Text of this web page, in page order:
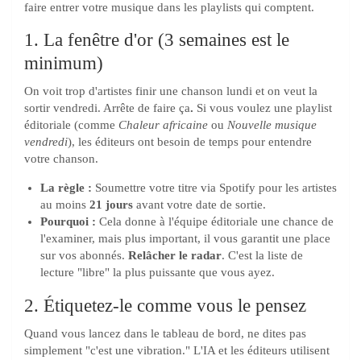
faire entrer votre musique dans les playlists qui comptent.
1. La fenêtre d'or (3 semaines est le
minimum)
On voit trop d'artistes finir une chanson lundi et on veut la
sortir vendredi. Arrête de faire ça. Si vous voulez une playlist
éditoriale (comme Chaleur africaine ou Nouvelle musique
vendredi), les éditeurs ont besoin de temps pour entendre
votre chanson.
La règle : Soumettre votre titre via Spotify pour les artistes
au moins 21 jours avant votre date de sortie.
Pourquoi : Cela donne à l'équipe éditoriale une chance de
l'examiner, mais plus important, il vous garantit une place
sur vos abonnés. Relâcher le radar. C'est la liste de
lecture "libre" la plus puissante que vous ayez.
2. Étiquetez-le comme vous le pensez
Quand vous lancez dans le tableau de bord, ne dites pas
simplement "c'est une vibration." L'IA et les éditeurs utilisent